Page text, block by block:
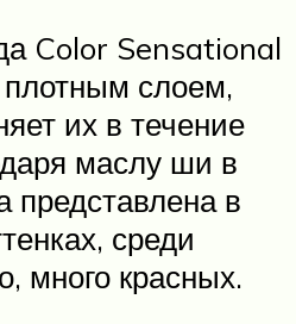
Color Sensational
слоем,
их в течение
маслу ши в
представлена в
среди
много красных.